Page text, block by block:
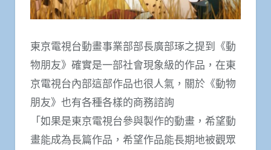
東京電視台動畫事業部部長廣部琢之提到《動
物朋友》確實是一部社會現象級的作品，在東
京電視台內部這部作品也很人氣，關於《動物
朋友》也有各種各樣的商務諮詢
「如果是東京電視台參與製作的動畫，希望動
畫能成為長篇作品，希望作品能長期地被觀眾